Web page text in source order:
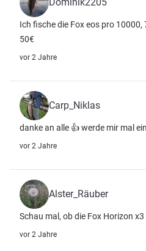
Ich fische die Fox eos pro
50€
vor 2 Jahre
Carp_Niklas
danke an alle 👍 werde mir mal
vor 2 Jahre
Alster_Räuber
Schau mal, ob die Fox Horizon
vor 2 Jahre